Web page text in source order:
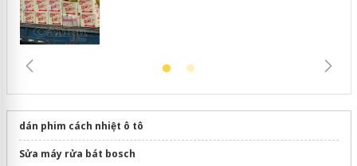
dán phim cách nhiệt ô tô
Sửa máy rửa bát bosch